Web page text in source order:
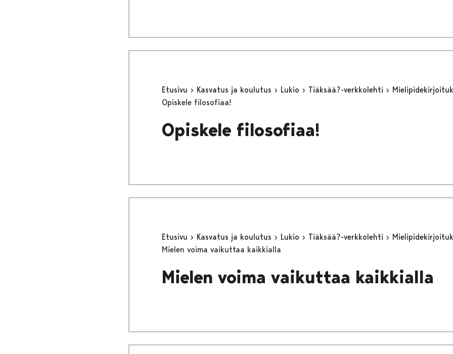
Etusivu Kasvatus ja koulutus Lukio Tiäksää?-verkkolehti
Opiskele filosofiaa!
Opiskele filosofiaa!
Etusivu Kasvatus ja koulutus Lukio Tiäksää?-verkkolehti
Mielen voima vaikuttaa kaikkialla
Mielen voima vaikuttaa kaikkialla